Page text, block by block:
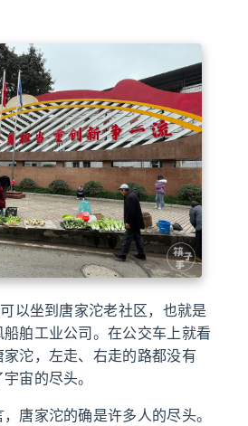
以坐到唐家沱老社区，也就是
舶工业公司。在公交车上就看
沱，左走、右走的路都没有
宙的尽头。
唐家沱的确是许多人的尽头。